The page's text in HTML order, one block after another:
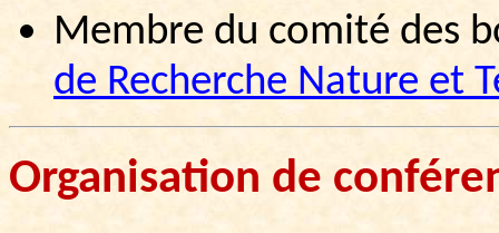
Membre du comité des
de Recherche Nature et
Organisation de